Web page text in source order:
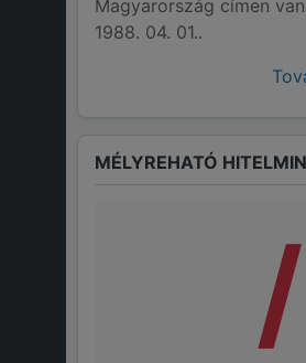
Magyarország címen
1988. 04. 01..
MÉLYREHATÓ
/